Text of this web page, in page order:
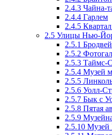
2.4.3 Чайна-
2.4.4 Гарлем
2.4.5
2.5 Улицы Нью-
2.5.1 Бродвей
2.5.2
2.5.3 Таймс-
2.5.4 Музей
2.5.5
2.5.6 Уолл-
2.5.7 Бык с
2.5.8 Пятая
2.5.9
2.5.10 Музей